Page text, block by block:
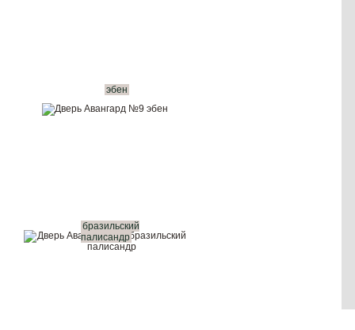
Рассчитать комплект
эбен
бразильский
палисандр